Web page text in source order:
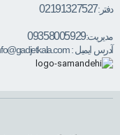
دفتر:02191327527
مدیریت:09358005929
آدرس ایمیل :Info@gadjetkala.com